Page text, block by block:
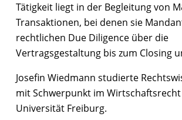
Tätigkeit liegt in der Begleitung von
Transaktionen, bei denen sie
rechtlichen Due Diligence über die
Vertragsgestaltung bis zum Closing
Josefin Wiedmann studierte
mit Schwerpunkt im
Universität Freiburg.